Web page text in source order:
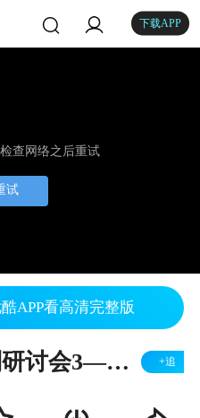
下载APP
查网络之后重试
试
APP看高清完整版
安全解决方案系列研讨会3——预配置安全组件：将Trust&GO用于AWS IoT +追